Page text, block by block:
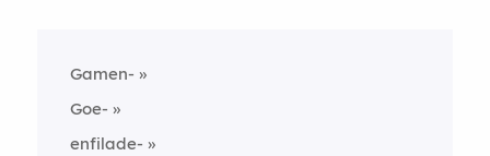
Gamen-
Goe-
enfilade-